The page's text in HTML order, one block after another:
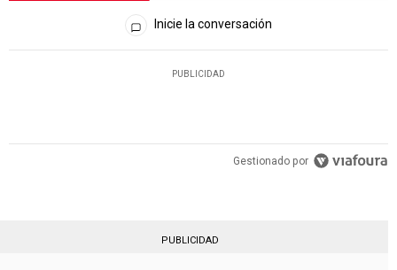
Todos los comentarios
Inicie la conversación
PUBLICIDAD
Gestionado por
PUBLICIDAD